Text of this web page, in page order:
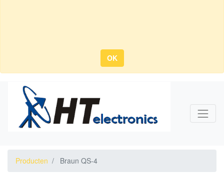
OK
Producten Braun QS-4